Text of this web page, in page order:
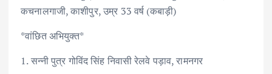
कचनालगाजी, काशीपुर, उम्र 33 वर्ष (कबाड़ी)
*वांछित अभियुक्त*
1. सन्नी पुत्र गोविंद सिंह निवासी रेलवे पड़ाव, रामनगर